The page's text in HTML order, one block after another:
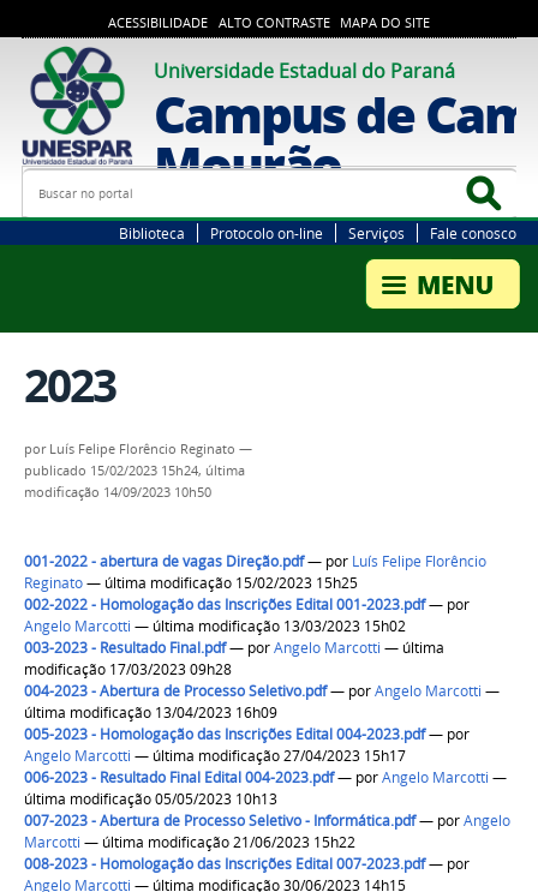
ACESSIBILIDADE ALTO CONTRASTE MAPA DO SITE
Universidade Estadual do Paraná
Campus de
Mourão
Busca
Biblioteca Protocolo on-line Serviços Fale conosco
2023
por Luís Felipe Florêncio Reginato —
publicado 15/02/2023 15h24, última
modificação 14/09/2023 10h50
001-2022 - abertura de vagas Direção.pdf— por Luís Felipe Florêncio
Reginato— última modificação 15/02/2023 15h25
002-2022 - Homologação das Inscrições Edital 001-2023.pdf— por
Angelo Marcotti — última modificação 13/03/2023 15h02
003-2023 - Resultado Final.pdf— porAngelo Marcotti — última
modificação 17/03/2023 09h28
004-2023 - Abertura de Processo Seletivo.pdf— porAngelo Marcotti —
última modificação 13/04/2023 16h09
005-2023 - Homologação das Inscrições Edital 004-2023.pdf— por
Angelo Marcotti — última modificação 27/04/2023 15h17
006-2023 - Resultado Final Edital 004-2023.pdf— porAngelo Marcotti —
última modificação 05/05/2023 10h13
007-2023 - Abertura de Processo Seletivo - Informática.pdf— porAngelo
Marcotti — última modificação 21/06/2023 15h22
008-2023 - Homologação das Inscrições Edital 007-2023.pdf— por
Angelo Marcotti — última modificação 30/06/2023 14h15